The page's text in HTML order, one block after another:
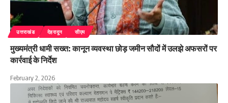
उत्तराखंड देहरादून सीएम
मुख्यमंत्री धामी सख्त: कानून व्यवस्था छोड़ जमीन सौदों में उलझे अफसरों पर
कार्रवाई के निर्देश
February 2, 2026